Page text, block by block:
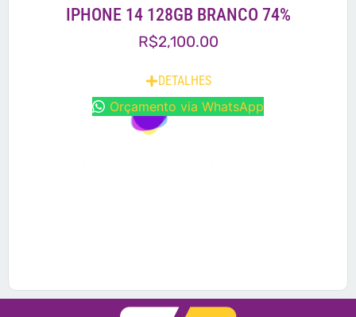
IPHONE 14 128GB BRANCO 74%
R$2,100.00
DETALHES
Orçamento via WhatsApp